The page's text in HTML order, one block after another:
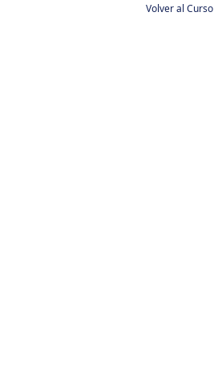
Volver al Curso